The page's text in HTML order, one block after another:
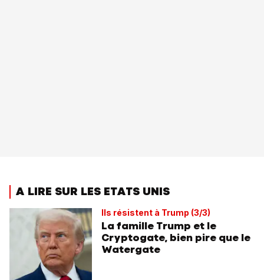
A LIRE SUR LES ETATS UNIS
Ils résistent à Trump (3/3)
La famille Trump et le
Cryptogate, bien pire que le
Watergate